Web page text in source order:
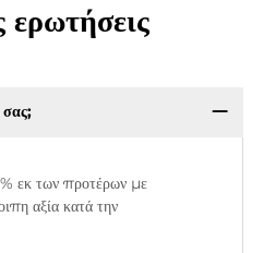
ερωτήσεις
σας;
εκ των προτέρων με
αξία κατά την